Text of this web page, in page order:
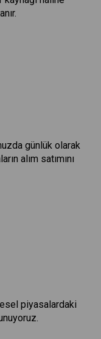
günlük olarak
alım satımını
piyasalardaki